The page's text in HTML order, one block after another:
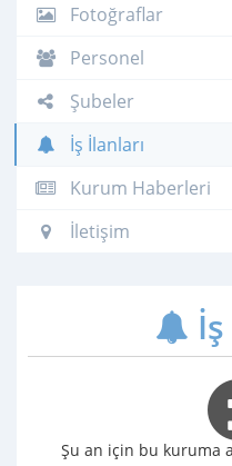
Fotoğraflar
Personel
Şubeler
İş İlanları
Kurum Haberleri
İletişim
Şu an için bu kuruma